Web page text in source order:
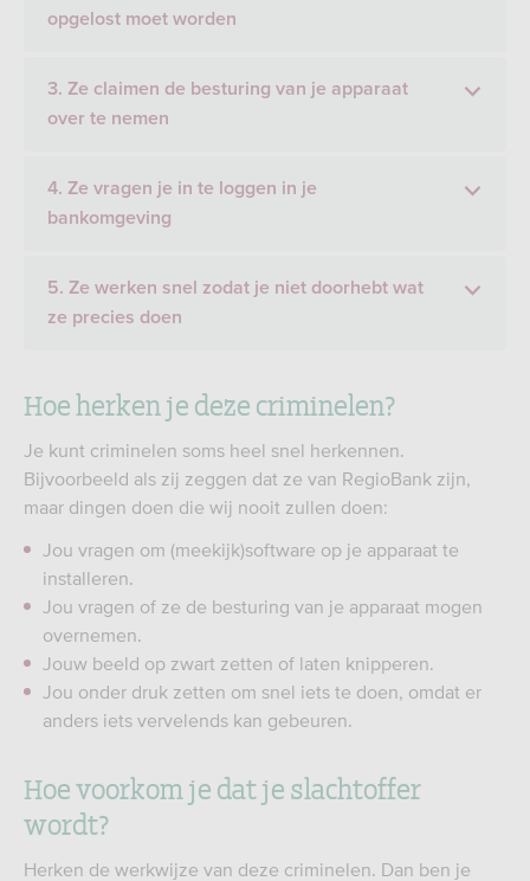
opgelost moet worden
3. Ze claimen de besturing van je apparaat
over te nemen
4. Ze vragen je in te loggen in je
bankomgeving
5. Ze werken snel zodat je niet doorhebt wat
ze precies doen
Hoe herken je deze criminelen?
Je kunt criminelen soms heel snel herkennen.
Bijvoorbeeld als zij zeggen dat ze van RegioBank zijn,
maar dingen doen die wij nooit zullen doen:
Jou vragen om (meekijk)software op je apparaat te
installeren.
Jou vragen of ze de besturing van je apparaat mogen
overnemen.
Jouw beeld op zwart zetten of laten knipperen.
Jou onder druk zetten om snel iets te doen, omdat er
anders iets vervelends kan gebeuren.
Hoe voorkom je dat je slachtoffer
wordt?
Herken de werkwijze van deze criminelen. Dan ben je